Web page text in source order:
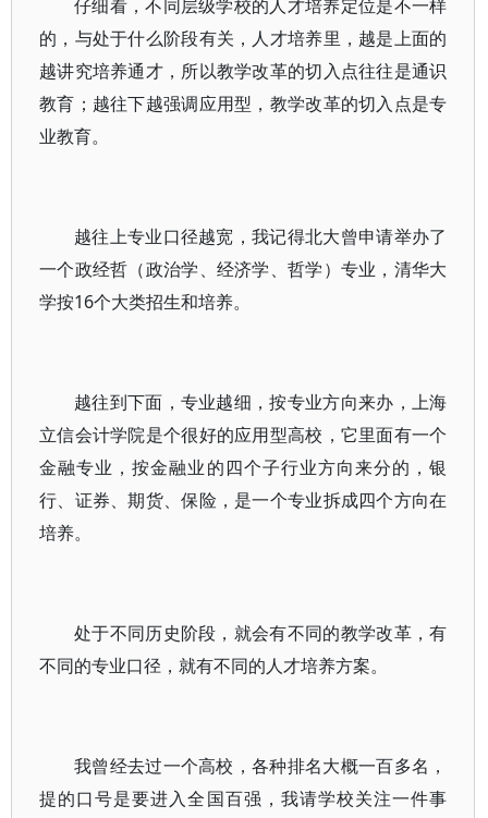
仔细看，不同层级学校的人才培养定位是不一样
的，与处于什么阶段有关，人才培养里，越是上面的
越讲究培养通才，所以教学改革的切入点往往是通识
教育；越往下越强调应用型，教学改革的切入点是专
业教育。
越往上专业口径越宽，我记得北大曾申请举办了
一个政经哲（政治学、经济学、哲学）专业，清华大
学按16个大类招生和培养。
越往到下面，专业越细，按专业方向来办，上海
立信会计学院是个很好的应用型高校，它里面有一个
金融专业，按金融业的四个子行业方向来分的，银
行、证券、期货、保险，是一个专业拆成四个方向在
培养。
处于不同历史阶段，就会有不同的教学改革，有
不同的专业口径，就有不同的人才培养方案。
我曾经去过一个高校，各种排名大概一百多名，
提的口号是要进入全国百强，我请学校关注一件事